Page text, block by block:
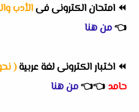
⏪ امتحان الكترونى فىالأدب
👈من هنا
⏪ اختبار الكترونى لغة عربية(
حامد 👈
👈من هنا